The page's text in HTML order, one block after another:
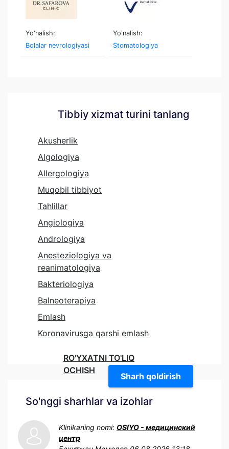
Sharh qoldirish
Yo'nalish:
Bolalar nevrologiyasi
Yo'nalish:
Stomatologiya
Tibbiy xizmat turini tanlang
Akusherlik
Algologiya
Allergologiya
Muqobil tibbiyot
Tahlillar
Angiologiya
Andrologiya
Anesteziologiya va
reanimatologiya
Bakteriologiya
Balneoterapiya
Emlash
Koronavirusga qarshi emlash
RO'YXATNI TO'LIQ
OCHISH
So'nggi sharhlar va izohlar
Klinikaning nomi: OSIYO - медицинский
центр